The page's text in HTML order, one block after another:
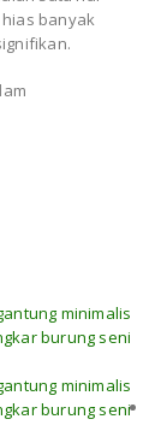
banyak